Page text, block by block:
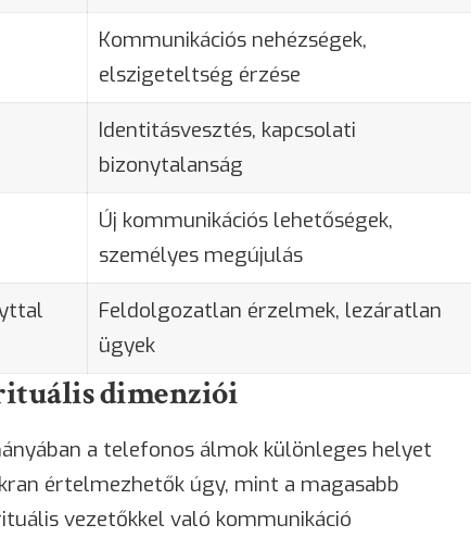
Kommunikációs nehézségek,
elszigeteltség érzése
Identitásvesztés, kapcsolati
bizonytalanság
Új kommunikációs lehetőségek,
személyes megújulás
Feldolgozatlan érzelmek, lezáratlan
ügyek
dimenziói
a telefonos álmok különleges helyet
értelmezhetők úgy, mint a magasabb
vezetőkkel való kommunikáció